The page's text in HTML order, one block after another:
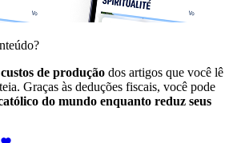
de produção dos artigos que você lê
Graças às deduções fiscais, você pode
do mundo enquanto reduz seus